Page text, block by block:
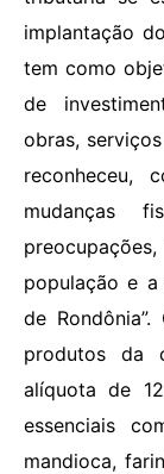
implantação
tem como
de
obras,
mudanças
população e a
de
produtos da
alíquota de
essenciais
mandioca,